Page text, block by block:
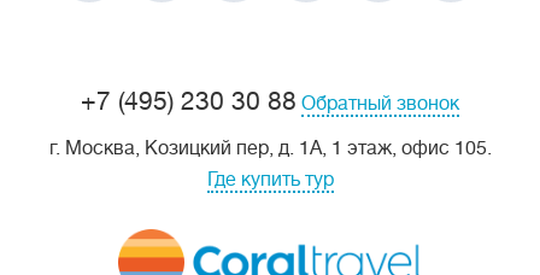
+7 (495) 230 30 88 Обратный звонок
г. Москва, Козицкий пер, д. 1А, 1 этаж, офис 105.
Где купить тур